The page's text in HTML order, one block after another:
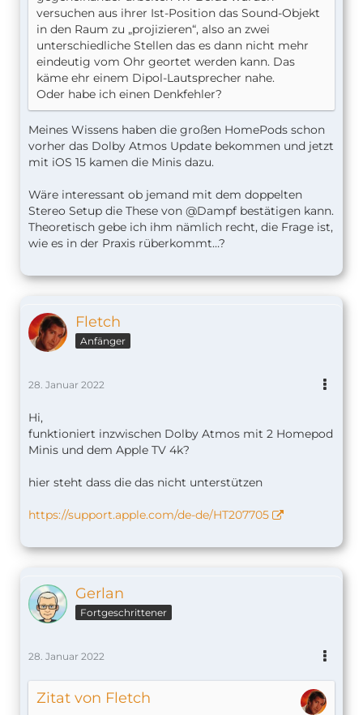
versuchen aus ihrer Ist-Position das Sound-Objekt
in den Raum zu „projizieren“, also an zwei
unterschiedliche Stellen das es dann nicht mehr
eindeutig vom Ohr geortet werden kann. Das
käme ehr einem Dipol-Lautsprecher nahe.
Oder habe ich einen Denkfehler?
Meines Wissens haben die großen HomePods schon
vorher das Dolby Atmos Update bekommen und jetzt
mit iOS 15 kamen die Minis dazu.
Wäre interessant ob jemand mit dem doppelten
Stereo Setup die These von @Dampf bestätigen kann.
Theoretisch gebe ich ihm nämlich recht, die Frage ist,
wie es in der Praxis rüberkommt…?
Fletch
Anfänger
28. Januar 2022
Hi,
funktioniert inzwischen Dolby Atmos mit 2 Homepod
Minis und dem Apple TV 4k?
hier steht dass die das nicht unterstützen
https://support.apple.com/de-de/HT207705
Gerlan
Fortgeschrittener
28. Januar 2022
Zitat von Fletch